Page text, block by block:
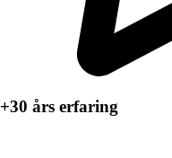
+30 års erfaring